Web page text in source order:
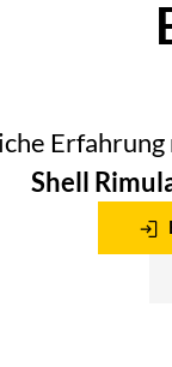
Shell